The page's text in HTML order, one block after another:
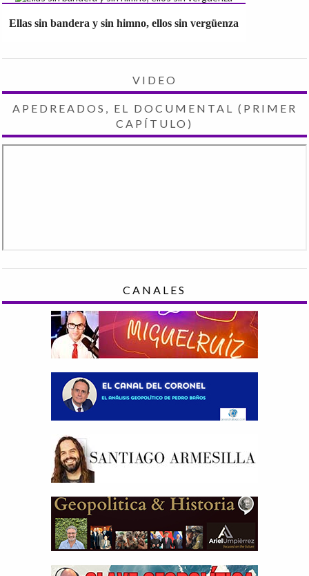
Ellas sin bandera y sin himno, ellos sin vergüenza
VIDEO
APEDREADOS, EL DOCUMENTAL (PRIMER
CAPÍTULO)
CANALES